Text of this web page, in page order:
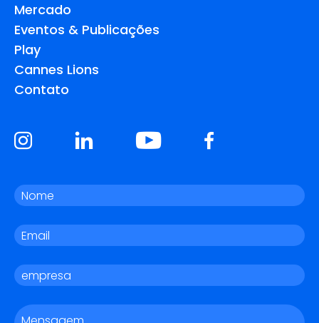
Mercado
Eventos & Publicações
Play
Cannes Lions
Contato